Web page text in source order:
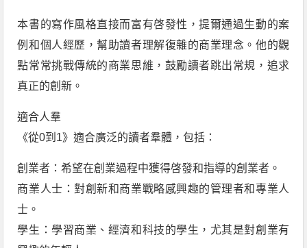
本書的寫作風格直接而富有啓發性，提爾通過生動的案
例和個人經歷，幫助讀者理解復雜的商業理念。他的觀
點常常挑戰傳統的商業思維，鼓勵讀者跳出常規，追求
真正的創新。
適合人羣
《從0到1》適合廣泛的讀者羣體，包括：
創業者：希望在創業過程中獲得啓發和指導的創業者。
商業人士：對創新和商業戰略感興趣的管理者和專業人
士。
學生：學習商業、經濟和科技的學生，尤其是對創業有